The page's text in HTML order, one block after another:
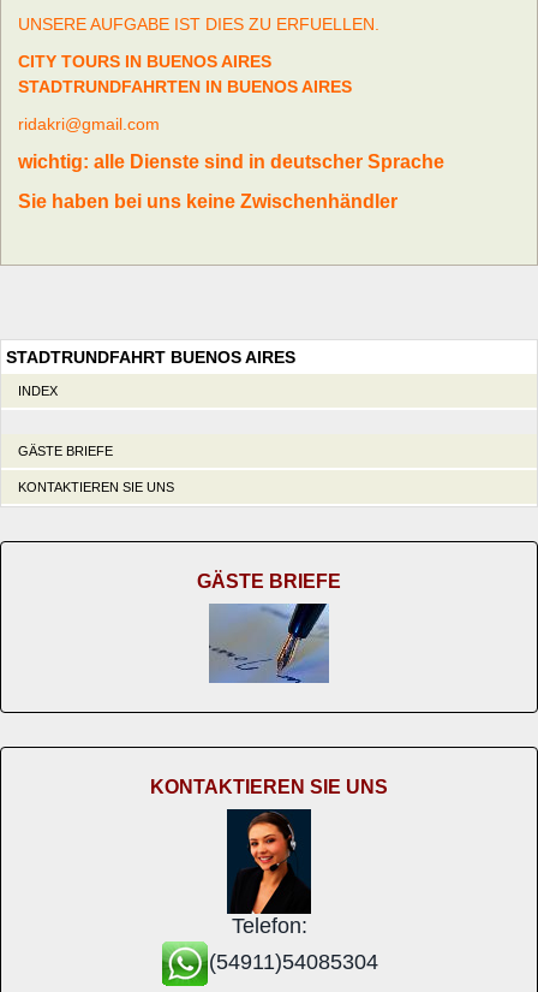
UNSERE AUFGABE IST DIES ZU ERFUELLEN.
CITY TOURS IN BUENOS AIRES
STADTRUNDFAHRTEN IN BUENOS AIRES
ridakri@gmail.com
wichtig: alle Dienste sind in deutscher Sprache
Sie haben bei uns keine Zwischenhändler
STADTRUNDFAHRT BUENOS AIRES
INDEX
GÄSTE BRIEFE
KONTAKTIEREN SIE UNS
GÄSTE BRIEFE
KONTAKTIEREN SIE UNS
Telefon:
(54911)54085304